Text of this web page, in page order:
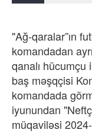
"Ağ-qaralar”ın
komandadan
qanalı hücumçu
baş məşqçisi
komandada
iyunundan
müqaviləsi